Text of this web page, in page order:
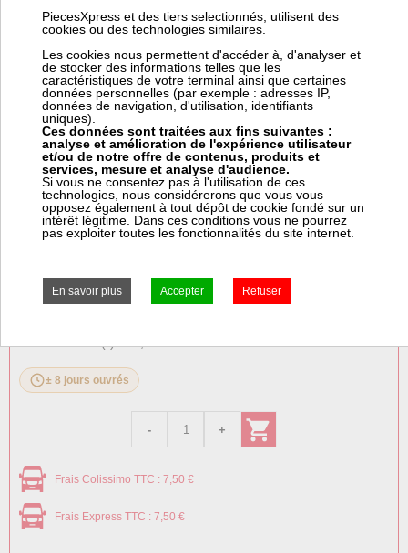
Model : infrarouge unidirectionnel
Touches : 4
Dimensions : 95x45 mm
Télécommande unidirectionnelle à infrarouge DUEPI RC02 pour
cartes thermorégulatrices EVO e V8RE.
Par les 4 touches est possible exécuter les suivantes fonctions :
- Augmenter ou baisser la...
+ d'informations sur l'article
Prix pro, connectez vous
25,00 € HT
Frais Generic (*) : 20,00 € HT
± 8 jours ouvrés
Frais Colissimo TTC : 7,50 €
Frais Express TTC : 7,50 €
PiecesXpress et des tiers selectionnés, utilisent des
cookies ou des technologies similaires.
Les cookies nous permettent d'accéder à, d'analyser et
de stocker des informations telles que les
caractéristiques de votre terminal ainsi que certaines
données personnelles (par exemple : adresses IP,
données de navigation, d'utilisation, identifiants
uniques).
Ces données sont traitées aux fins suivantes :
analyse et amélioration de l'expérience utilisateur
et/ou de notre offre de contenus, produits et
services, mesure et analyse d'audience.
Si vous ne consentez pas à l'utilisation de ces
technologies, nous considérerons que vous vous
opposez également à tout dépôt de cookie fondé sur un
intérêt légitime. Dans ces conditions vous ne pourrez
pas exploiter toutes les fonctionnalités du site internet.